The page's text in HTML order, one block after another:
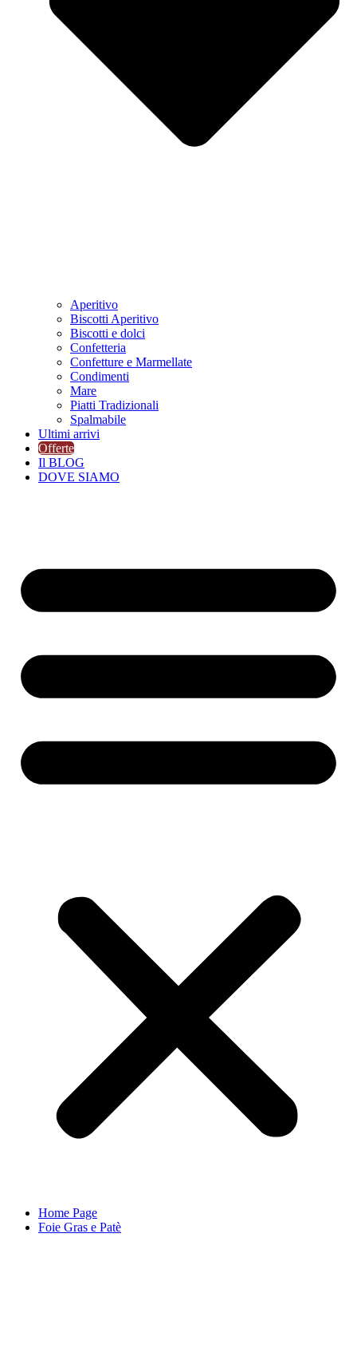
Aperitivo
Biscotti Aperitivo
Biscotti e dolci
Confetteria
Confetture e Marmellate
Condimenti
Mare
Piatti Tradizionali
Spalmabile
Ultimi arrivi
Offerte
Il BLOG
DOVE SIAMO
Home Page
Foie Gras e Patè